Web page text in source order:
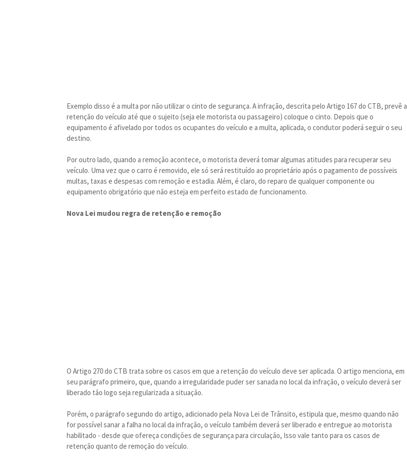
Exemplo disso é a multa por não utilizar o cinto de segurança. A infração, descrita pelo Artigo 167 do CTB, prevê a
retenção do veículo até que o sujeito (seja ele motorista ou passageiro) coloque o cinto. Depois que o
equipamento é afivelado por todos os ocupantes do veículo e a multa, aplicada, o condutor poderá seguir o seu
destino.
Por outro lado, quando a remoção acontece, o motorista deverá tomar algumas atitudes para recuperar seu
veículo. Uma vez que o carro é removido, ele só será restituído ao proprietário após o pagamento de possíveis
multas, taxas e despesas com remoção e estadia. Além, é claro, do reparo de qualquer componente ou
equipamento obrigatório que não esteja em perfeito estado de funcionamento.
Nova Lei mudou regra de retenção e remoção
O Artigo 270 do CTB trata sobre os casos em que a retenção do veículo deve ser aplicada. O artigo menciona, em
seu parágrafo primeiro, que, quando a irregularidade puder ser sanada no local da infração, o veículo deverá ser
liberado tão logo seja regularizada a situação.
Porém, o parágrafo segundo do artigo, adicionado pela Nova Lei de Trânsito, estipula que, mesmo quando não
for possível sanar a falha no local da infração, o veículo também deverá ser liberado e entregue ao motorista
habilitado - desde que ofereça condições de segurança para circulação, Isso vale tanto para os casos de
retenção quanto de remoção do veículo.